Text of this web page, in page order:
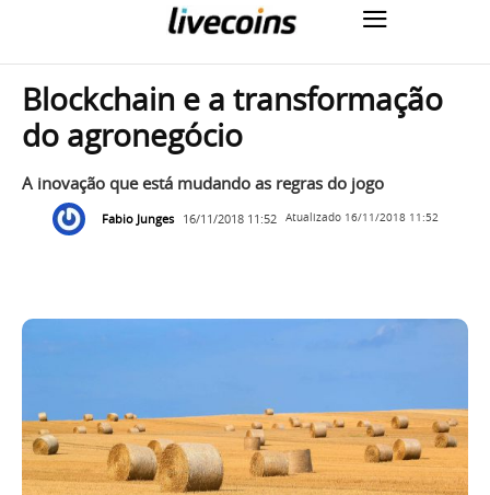
Blockchain e a transformação
do agronegócio
A inovação que está mudando as regras do jogo
Fabio Junges 16/11/2018 11:52 Atualizado 16/11/2018 11:52